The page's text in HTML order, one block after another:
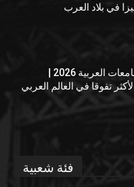
في بلاد العرب
تفوقا في العالم العربي
فئة شعبية